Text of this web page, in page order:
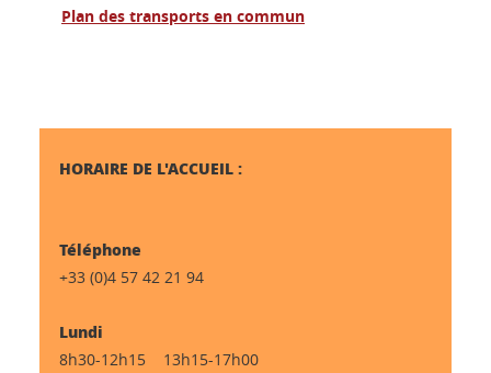
Plan des transports en commun
HORAIRE DE L'ACCUEIL :
Téléphone
+33 (0)4 57 42 21 94
Lundi
8h30-12h15 13h15-17h00